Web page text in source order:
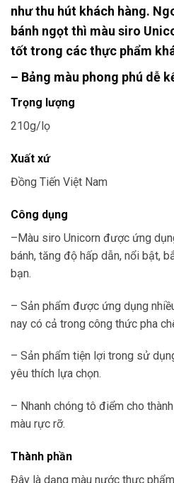
như thu hút khách hàng.
bánh ngọt thì màu siro
tốt trong các thực phẩm
– Bảng màu phong phú dễ
Trọng lượng
210g/lọ
Xuất xứ
Đồng Tiến Việt Nam
Công dụng
–Màu siro Unicorn được ứng
bánh, tăng độ hấp dẫn, nổi bật,
bạn.
– Sản phẩm được ứng dụng
nay có cả trong công thức pha
– Sản phẩm tiện lợi trong sử
yêu thích lựa chọn.
– Nhanh chóng tô điểm cho
màu rực rỡ.
Thành phần
Đây là dạng màu nước thực